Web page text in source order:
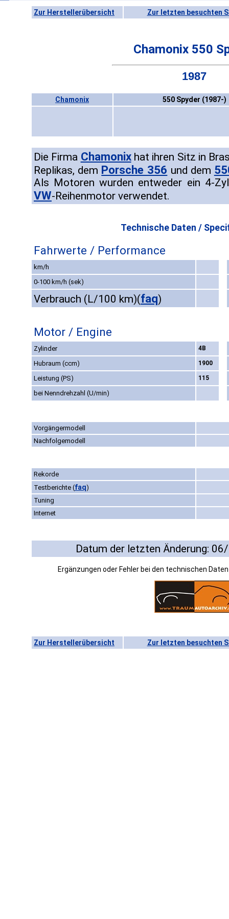
Zur Herstellerübersicht Zur letzten besuchten
Chamonix 550
1987
Chamonix 550 Spyder (1987-)
Die Firma Chamonixhat ihren Sitz in
Replikas, dem Porsche 356 und dem
Als Motoren wurden entweder ein 4-
VW-Reihenmotor verwendet.
Technische Daten /
Fahrwerte / Performance
km/h
0-100 km/h (sek)
Verbrauch (L/100 km)(faq)
Motor / Engine
Zylinder 4B
Hubraum (ccm) 1900
Leistung (PS) 115
bei Nenndrehzahl (U/min)
Vorgängermodell
Nachfolgemodell
Rekorde
Testberichte (faq)
Tuning
Internet
Datum der letzten Änderung:
Ergänzungen oder Fehler bei den technischen
Zur Herstellerübersicht Zur letzten besuchten